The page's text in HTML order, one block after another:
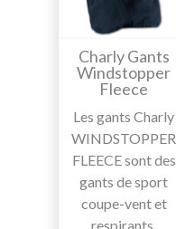
Charly Gants
Windstopper
Fleece
Les gants Charly
WINDSTOPPER
FLEECE sont des
gants de sport
coupe-vent et
respirants,